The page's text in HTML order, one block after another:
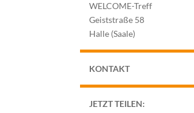
WELCOME-Treff
Geiststraße 58
Halle (Saale)
KONTAKT
JETZT TEILEN: